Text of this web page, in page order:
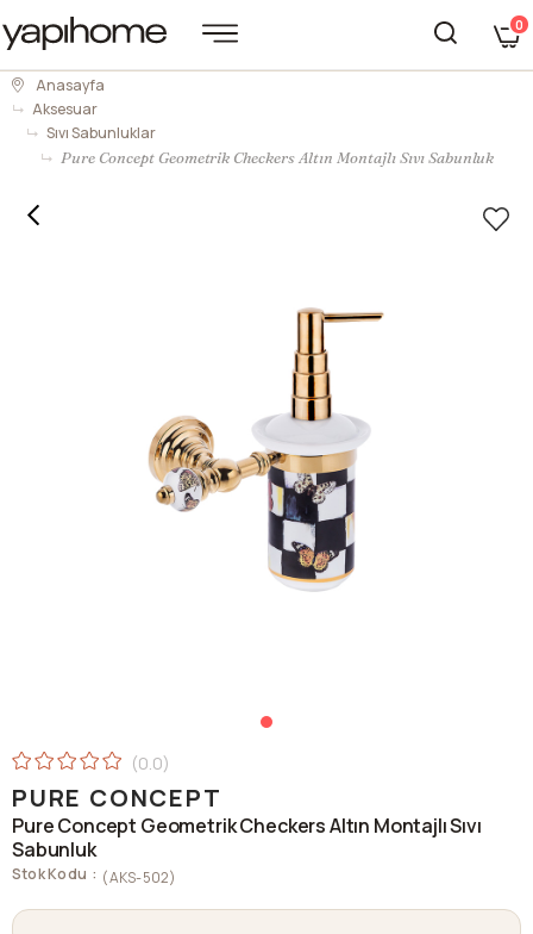
0
Anasayfa
Aksesuar
Sıvı Sabunluklar
Pure Concept Geometrik Checkers Altın Montajlı Sıvı Sabunluk
0.0
PURE CONCEPT
Pure Concept Geometrik Checkers Altın Montajlı Sıvı
Sabunluk
Stok Kodu (AKS-502)